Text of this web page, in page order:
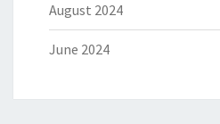
August 2024
June 2024